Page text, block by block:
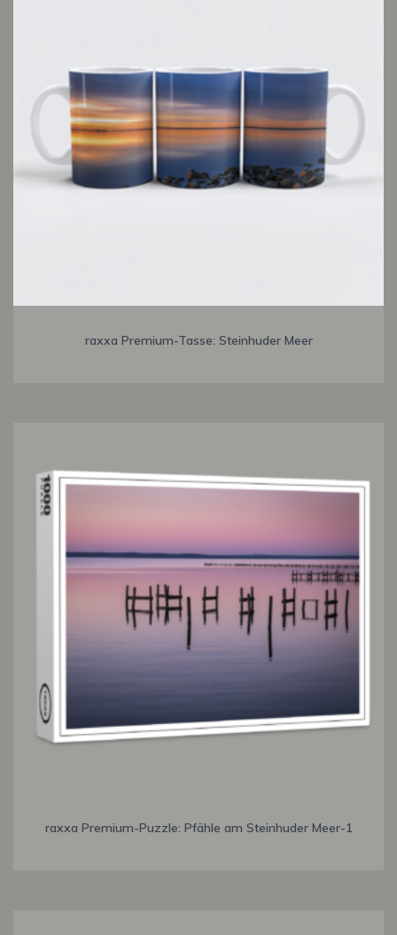
raxxa Premium-Tasse: Steinhuder Meer
raxxa Premium-Puzzle: Pfähle am Steinhuder Meer-1